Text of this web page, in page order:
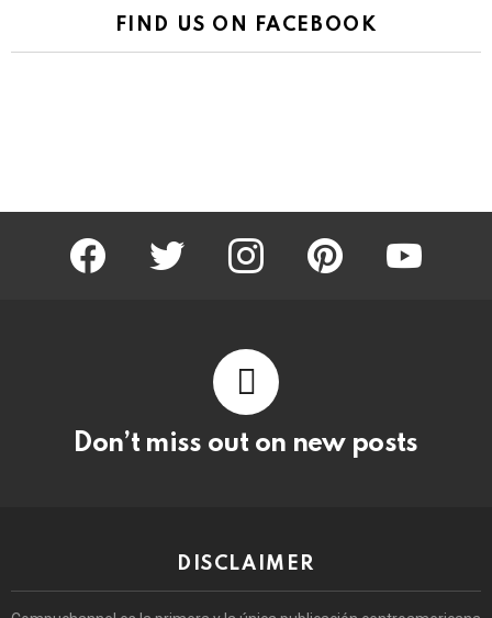
FIND US ON FACEBOOK
facebook twitter instagram pinterest youtube
Don’t miss out on new posts
DISCLAIMER